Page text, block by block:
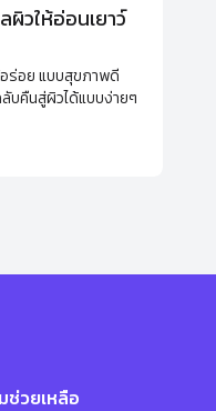
ผิวให้อ่อนเยาว์
ร่อย แบบสุขภาพดี
บคืนสู่ผิวได้แบบง่ายๆ
ช่วยเหลือ